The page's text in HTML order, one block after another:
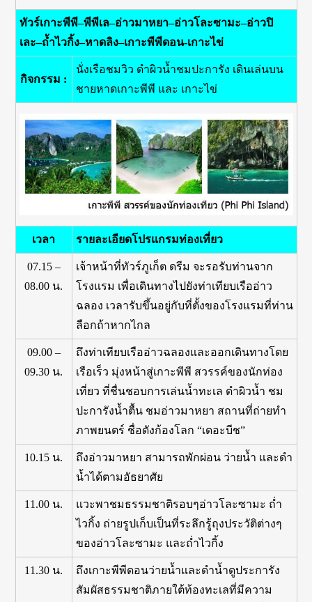
ทัวร์เกาะพีพี–พีพีเล–อ่าวมาหยา–อ่าวโละซามะ–อ่าวปิ
เละ–ถ้ำไวกิ้ง–หาดลิง–เกาะพีพีดอน-เกาะไข่
กิจกรรม :
นั่งเรือชมวิว ดำผิวน้ำชมปะการัง เดินเล่นบน
ชายหาดเกาะพีพี และ เกาะไข่
เวลา รายละเอียดโปรแกรมท่องเที่ยว
07.15 –
08.00 น.
เจ้าหน้าที่ทัวร์ภูเก็ต ดรีม จะรอรับท่านจาก
โรงแรม เพื่อเดินทางไปยังท่าเทียบเรืออ่าว
ฉลอง เวลารับขึ้นอยู่กับที่ตั้งของโรงแรมที่ท่าน
ลือกถ้าหากไกล
09.00 –
09.30 น.
ถึงท่าเทียบเรืออ่าวฉลองและออกเดินทางโดย
เรือเร็ว มุ่งหน้าสู่เกาะพีพี สวรรค์ของนักท่อง
เที่ยว ที่ชื่นชอบการเล่นน้ำทะเล ดำผิวน้ำ ชม
ปะการังน้ำตื้น ชมอ่าวมาหยา สถานที่ถ่ายทำ
ภาพยนตร์ ชื่อดังก้องโลก “เดอะบีช”
10.15 น.
ถึงอ่าวมาหยา สามารถพักผ่อน ว่ายน้ำ และดำ
น้ำได้ตามอัธยาศัย
11.00 น.
แวะพาชมธรรมชาติรอบๆอ่าวโละซามะ ถ่ำ
ไวกิ้ง ถ่ายรูปเก็บเป็นที่ระลึกรู้ถุงประวัติต่างๆ
ของอ่าวโละซามะ และถ่ำไวกิ้ง
11.30 น.
ถึงเกาะพีพีดอนว่ายน้ำและดำน้ำดูประการัง
สัมผัสธรรมชาติภายใต้ท้องทะเลที่มีความ